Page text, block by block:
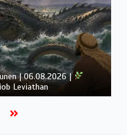
| 05.08.2026 |
vor Gott